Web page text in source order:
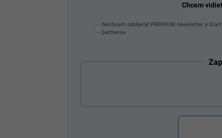
Chcem
Nechcem odoberať PREMIUM newsletter a
partnerov.